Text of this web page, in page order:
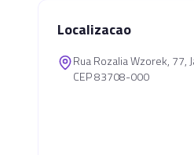
Localizacao
Rua Rozalia Wzorek, 77,
CEP 83708-000